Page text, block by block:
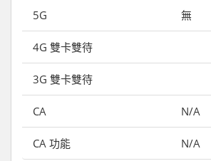
5G 無
4G 雙卡雙待
3G 雙卡雙待
CA N/A
CA 功能 N/A